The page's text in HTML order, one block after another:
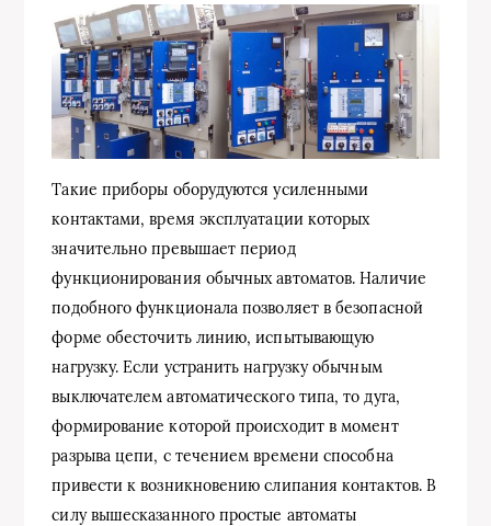
Такие приборы оборудуются усиленными
контактами, время эксплуатации которых
значительно превышает период
функционирования обычных автоматов. Наличие
подобного функционала позволяет в безопасной
форме обесточить линию, испытывающую
нагрузку. Если устранить нагрузку обычным
выключателем автоматического типа, то дуга,
формирование которой происходит в момент
разрыва цепи, с течением времени способна
привести к возникновению слипания контактов. В
силу вышесказанного простые автоматы